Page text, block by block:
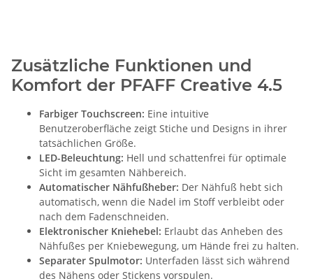
Zusätzliche Funktionen und
Komfort der PFAFF Creative 4.5
Farbiger Touchscreen: Eine intuitive
Benutzeroberfläche zeigt Stiche und Designs in ihrer
tatsächlichen Größe.
LED-Beleuchtung: Hell und schattenfrei für optimale
Sicht im gesamten Nähbereich.
Automatischer Nähfußheber: Der Nähfuß hebt sich
automatisch, wenn die Nadel im Stoff verbleibt oder
nach dem Fadenschneiden.
Elektronischer Kniehebel: Erlaubt das Anheben des
Nähfußes per Kniebewegung, um Hände frei zu halten.
Separater Spulmotor: Unterfaden lässt sich während
des Nähens oder Stickens vorspulen.